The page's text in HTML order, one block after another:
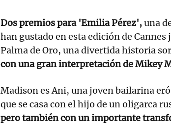
Dos premios para 'Emilia Pérez',una
han gustado en esta edición de Cannes
Palma de Oro, una divertida historia
con una gran interpretación de Mikey
Madison es Ani, una joven bailarina
que se casa con el hijo de un oligarca
pero también con un importante